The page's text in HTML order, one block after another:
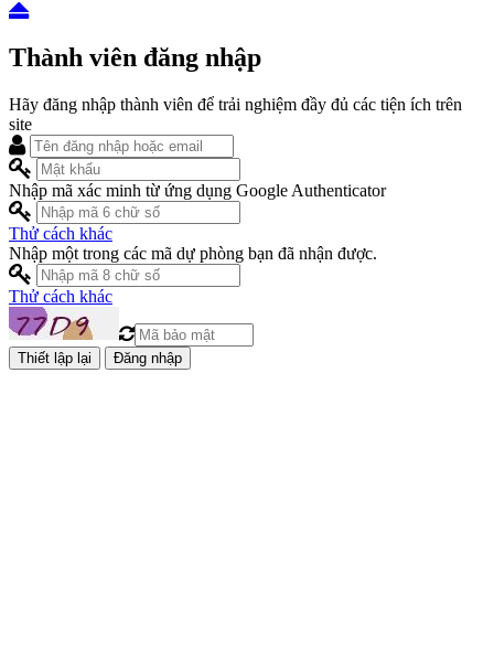
Thành viên đăng nhập
Hãy đăng nhập thành viên để trải nghiệm đầy đủ các tiện ích trên
site
Nhập mã xác minh từ ứng dụng Google Authenticator
Thử cách khác
Nhập một trong các mã dự phòng bạn đã nhận được.
Thử cách khác
Đăng nhập